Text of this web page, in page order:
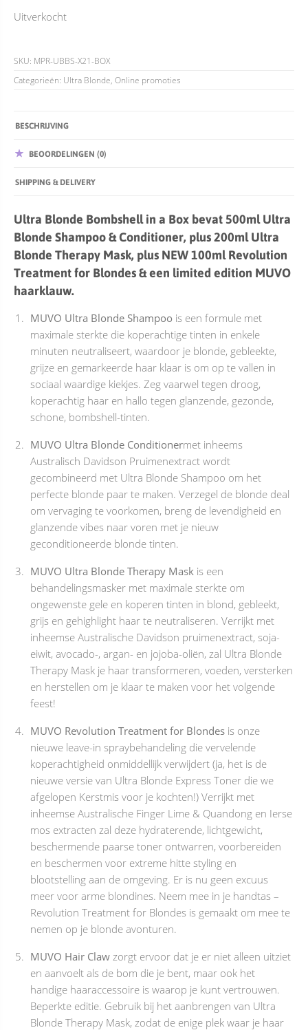
Uitverkocht
SKU: MPR-UBBS-X21-BOX
Categorieën: Ultra Blonde, Online promoties
BESCHRIJVING
BEOORDELINGEN (0)
SHIPPING & DELIVERY
Ultra Blonde Bombshell in a Box bevat 500ml Ultra
Blonde Shampoo & Conditioner, plus 200ml Ultra
Blonde Therapy Mask, plus NEW 100ml Revolution
Treatment for Blondes & een limited edition MUVO
haarklauw.
MUVO Ultra Blonde Shampoo is een formule met
maximale sterkte die koperachtige tinten in enkele
minuten neutraliseert, waardoor je blonde, gebleekte,
grijze en gemarkeerde haar klaar is om op te vallen in
sociaal waardige kiekjes. Zeg vaarwel tegen droog,
koperachtig haar en hallo tegen glanzende, gezonde,
schone, bombshell-tinten.
MUVO Ultra Blonde Conditionermet inheems
Australisch Davidson Pruimenextract wordt
gecombineerd met Ultra Blonde Shampoo om het
perfecte blonde paar te maken. Verzegel de blonde deal
om vervaging te voorkomen, breng de levendigheid en
glanzende vibes naar voren met je nieuw
geconditioneerde blonde tinten.
MUVO Ultra Blonde Therapy Mask is een
behandelingsmasker met maximale sterkte om
ongewenste gele en koperen tinten in blond, gebleekt,
grijs en gehighlight haar te neutraliseren. Verrijkt met
inheemse Australische Davidson pruimenextract, soja-
eiwit, avocado-, argan- en jojoba-oliën, zal Ultra Blonde
Therapy Mask je haar transformeren, voeden, versterken
en herstellen om je klaar te maken voor het volgende
feest!
MUVO Revolution Treatment for Blondes is onze
nieuwe leave-in spraybehandeling die vervelende
koperachtigheid onmiddellijk verwijdert (ja, het is de
nieuwe versie van Ultra Blonde Express Toner die we
afgelopen Kerstmis voor je kochten!) Verrijkt met
inheemse Australische Finger Lime & Quandong en Ierse
mos extracten zal deze hydraterende, lichtgewicht,
beschermende paarse toner ontwarren, voorbereiden
en beschermen voor extreme hitte styling en
blootstelling aan de omgeving. Er is nu geen excuus
meer voor arme blondines. Neem mee in je handtas –
Revolution Treatment for Blondes is gemaakt om mee te
nemen op je blonde avonturen.
MUVO Hair Claw zorgt ervoor dat je er niet alleen uitziet
en aanvoelt als de bom die je bent, maar ook het
handige haaraccessoire is waarop je kunt vertrouwen.
Beperkte editie. Gebruik bij het aanbrengen van Ultra
Blonde Therapy Mask, zodat de enige plek waar je haar